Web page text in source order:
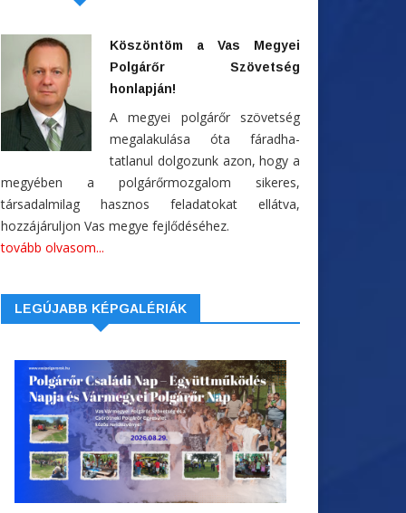
Köszöntöm a Vas Megyei
Polgárőr Szövetség
honlapján!
A megyei polgárőr szövetség
megalakulása óta fáradha-
tatlanul dolgozunk azon, hogy a
megyében a polgárőrmozgalom sikeres,
társadalmilag hasznos feladatokat ellátva,
hozzájáruljon Vas megye fejlődéséhez.
tovább olvasom...
LEGÚJABB KÉPGALÉRIÁK